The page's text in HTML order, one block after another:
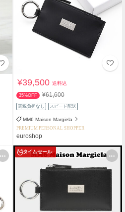
¥39,500送料込
35%OFF ¥61,600
関税負担なし スピード配送
MM6 Maison Margiela
PREMIUM PERSONAL SHOPPER
euroshop
タイムセール